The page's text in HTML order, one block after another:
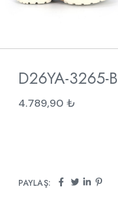
D26YA-3265-B
4.789,90₺
PAYLAŞ: